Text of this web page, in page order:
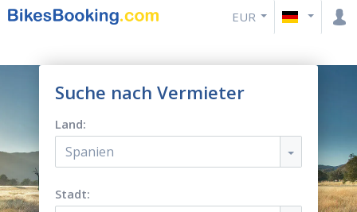
EUR
Suche nach Vermieter
Land:
Spanien
Stadt: